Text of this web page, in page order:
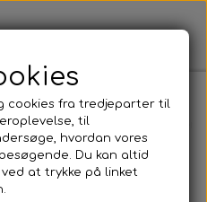
Scooter nøgler
cookies fra tredjeparter til
til
hvordan vores
Du kan altid
at trykke på linket